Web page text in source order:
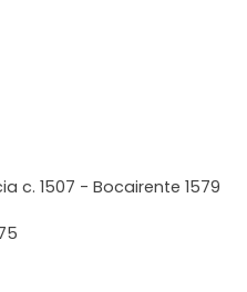
c. 1507 - Bocairente 1579